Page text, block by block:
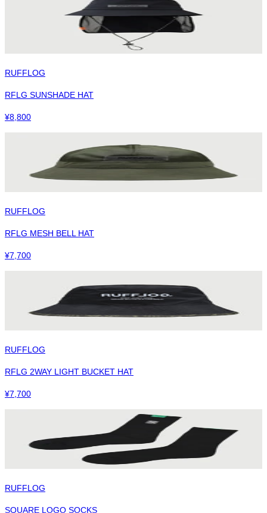
RUFFLOG
RFLG SUNSHADE HAT
¥8,800
RUFFLOG
RFLG MESH BELL HAT
¥7,700
RUFFLOG
RFLG 2WAY LIGHT BUCKET HAT
¥7,700
RUFFLOG
SQUARE LOGO SOCKS